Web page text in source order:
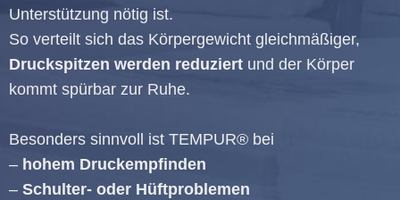
Unterstützung nötig ist.
So verteilt sich das Körpergewicht gleichmäßiger,
Druckspitzen werden reduziert und der Körper
kommt spürbar zur Ruhe.
Besonders sinnvoll ist TEMPUR® bei
– hohem Druckempfinden
– Schulter- oder Hüftproblemen